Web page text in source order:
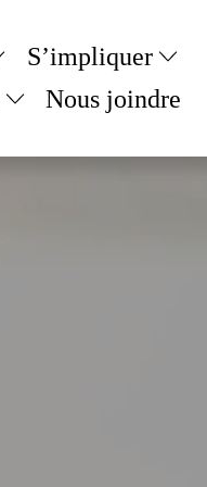
S’impliquer
Nous joindre